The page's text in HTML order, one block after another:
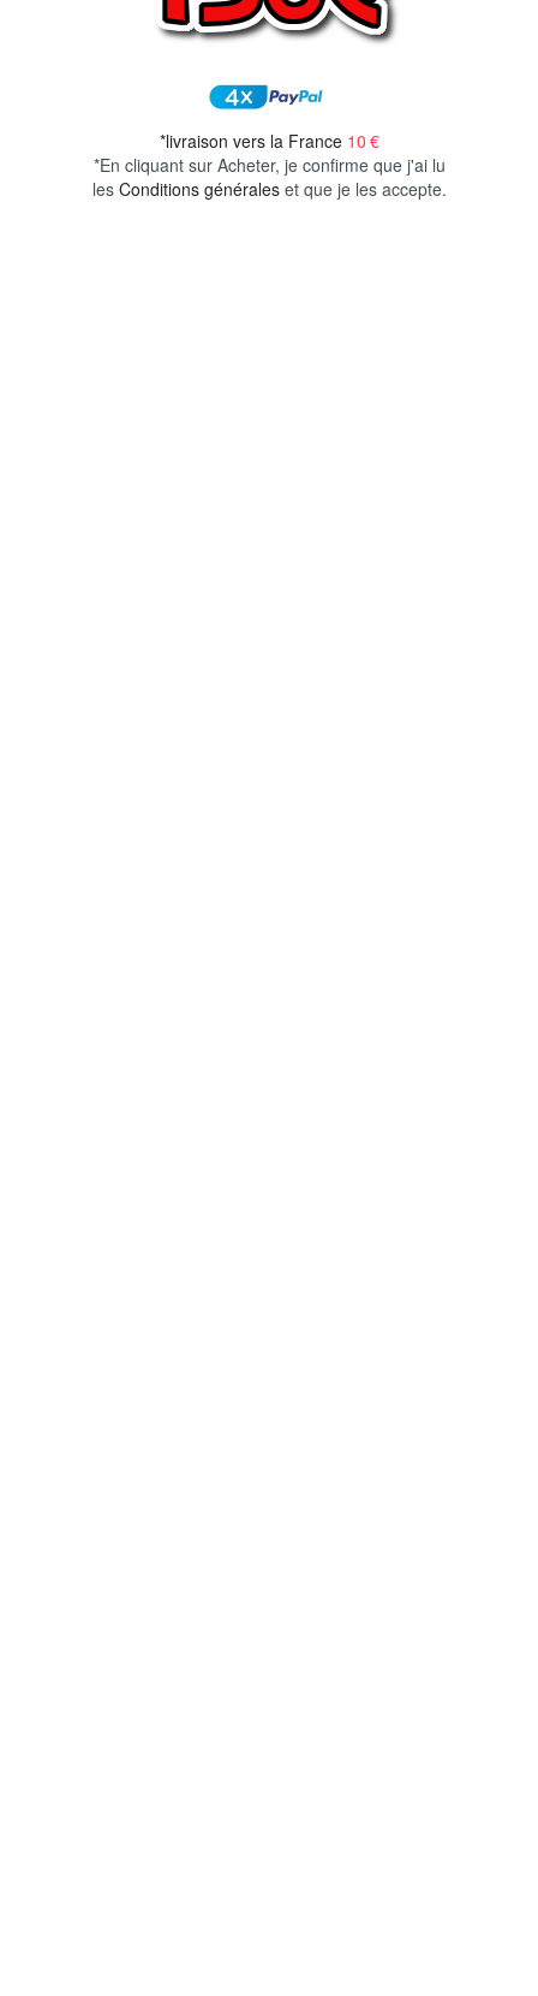
*livraison vers la France 10 €
*En cliquant sur Acheter, je confirme que j'ai lu
les Conditions générales et que je les accepte.